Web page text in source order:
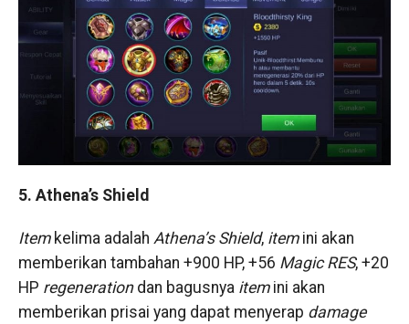
5. Athena’s Shield
Itemkelima adalah Athena’s Shield, itemini akan
memberikan tambahan +900 HP, +56 Magic RES, +20
HP regenerationdan bagusnya itemini akan
memberikan prisai yang dapat menyerap damage